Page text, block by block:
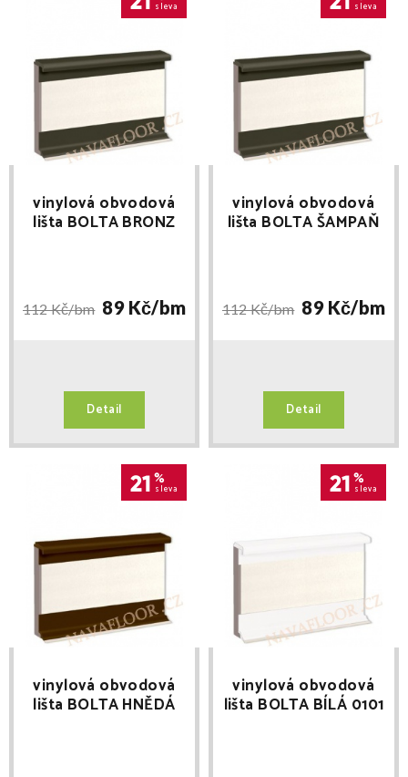
sleva
vinylová obvodová
lišta BOLTA BRONZ
112 Kč/bm 89 Kč/bm
Detail
sleva
vinylová obvodová
lišta BOLTA ŠAMPAŇ
112 Kč/bm 89 Kč/bm
Detail
21 %
sleva
vinylová obvodová
lišta BOLTA HNĚDÁ
21 %
sleva
vinylová obvodová
lišta BOLTA BÍLÁ 0101